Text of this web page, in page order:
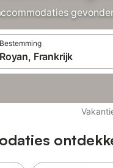
Bestemming